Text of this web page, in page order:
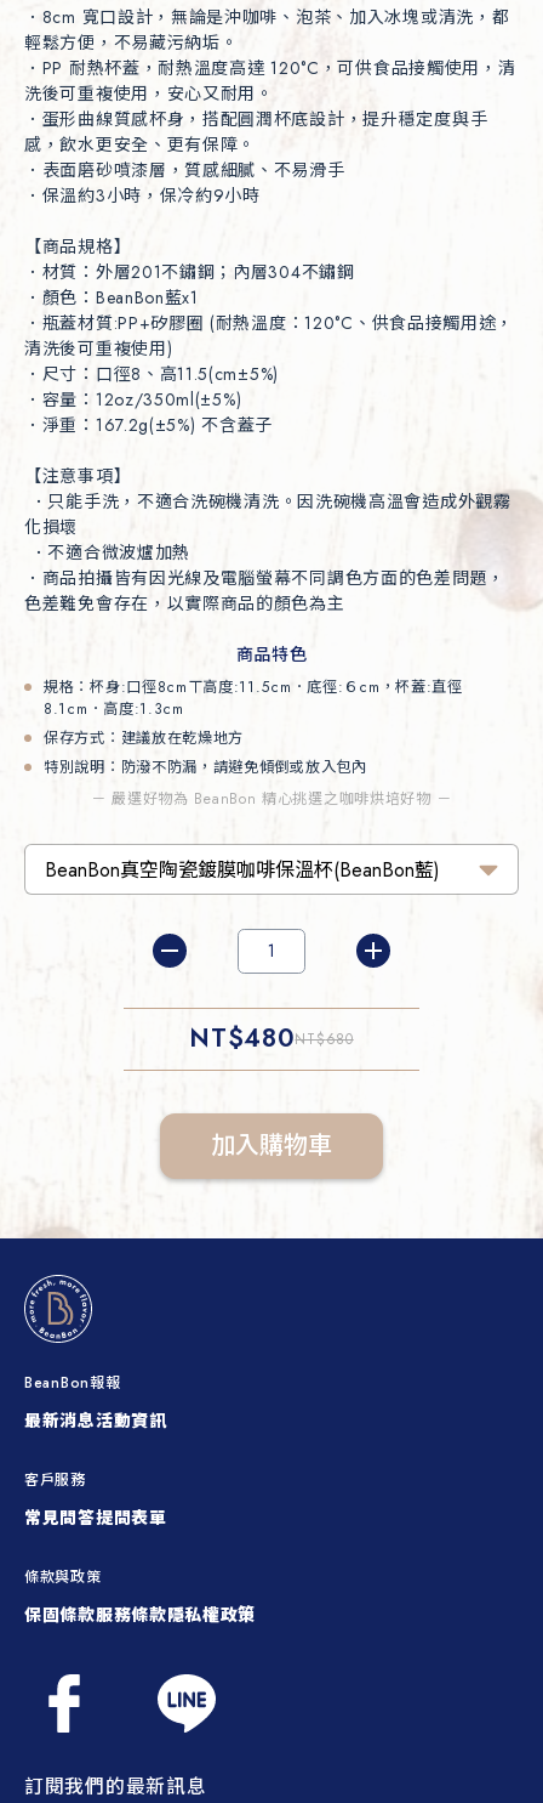
．8cm 寬口設計，無論是沖咖啡、泡茶、加入冰塊或清洗，都
輕鬆方便，不易藏污納垢。
．PP 耐熱杯蓋，耐熱溫度高達 120°C，可供食品接觸使用，清
洗後可重複使用，安心又耐用。
．蛋形曲線質感杯身，搭配圓潤杯底設計，提升穩定度與手
感，飲水更安全、更有保障。
．表面磨砂噴漆層，質感細膩、不易滑手
．保溫約3小時，保冷約9小時
【商品規格】
．材質：外層201不鏽鋼；內層304不鏽鋼
．顏色：BeanBon藍x1
．瓶蓋材質:PP+矽膠圈 (耐熱溫度：120°C、供食品接觸用途，
清洗後可重複使用)
．尺寸：口徑8、高11.5(cm±5%)
．容量：12oz/350ml(±5%)
．淨重：167.2g(±5%) 不含蓋子
【注意事項】
化損壞
．商品拍攝皆有因光線及電腦螢幕不同調色方面的色差問題，
色差難免會存在，以實際商品的顏色為主
商品特色
規格：杯身:口徑8cmㄒ高度:11.5cm．底徑:６cm，杯蓋:直徑
8.1cm．高度:1.3cm
保存方式：建議放在乾燥地方
特別說明：防潑不防漏，請避免傾倒或放入包內
－ 嚴選好物為 BeanBon 精心挑選之咖啡烘培好物 －
NT$480NT$680
加入購物車
BeanBon報報
最新消息活動資訊
客戶服務
常見問答提問表單
條款與政策
保固條款服務條款隱私權政策
訂閱我們的最新訊息